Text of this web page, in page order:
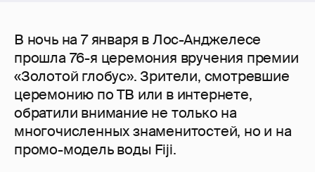
В ночь на 7 января в Лос-Анджелесе
прошла 76-я церемония вручения премии
«Золотой глобус». Зрители, смотревшие
церемонию по ТВ или в интернете,
обратили внимание не только на
многочисленных знаменитостей, но и на
промо-модель воды Fiji.